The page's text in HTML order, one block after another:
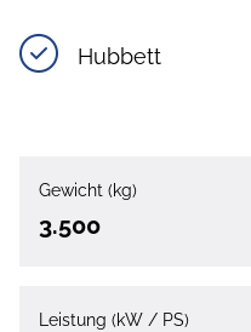
Hubbett
Gewicht (kg)
3.500
Leistung (kW / PS)